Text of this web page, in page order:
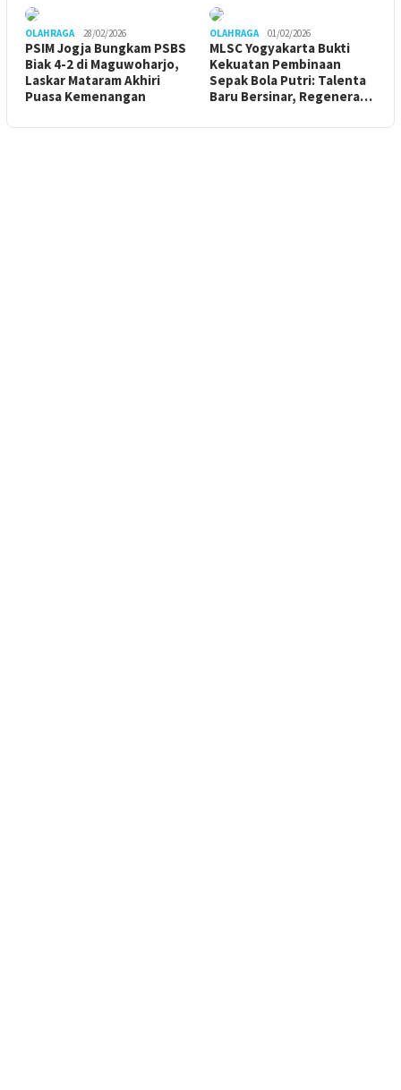
OLAHRAGA 28/02/2026
PSIM Jogja Bungkam PSBS
Biak 4-2 di Maguwoharjo,
Laskar Mataram Akhiri
Puasa Kemenangan
OLAHRAGA 01/02/2026
MLSC Yogyakarta Bukti
Kekuatan Pembinaan
Sepak Bola Putri: Talenta
Baru Bersinar, Regenera…